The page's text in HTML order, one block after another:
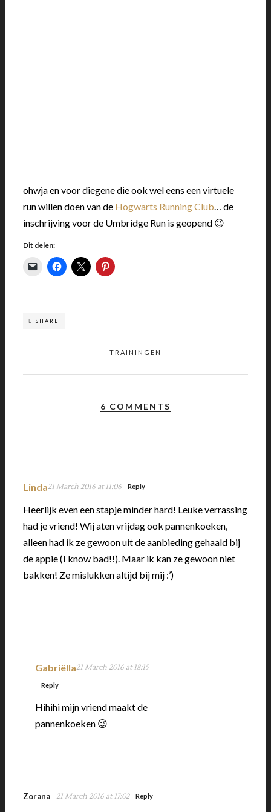
ohwja en voor diegene die ook wel eens een virtuele
run willen doen van de Hogwarts Running Club … de
inschrijving voor de Umbridge Run is geopend 😉
Dit delen:
SHARE
TRAININGEN
6 COMMENTS
Linda21 March 2016 at 11:06 Reply
Heerlijk even een stapje minder hard! Leuke verrassing
had je vriend! Wij aten vrijdag ook pannenkoeken,
alleen had ik ze gewoon uit de aanbieding gehaald bij
de appie (I know bad!!). Maar ik kan ze gewoon niet
bakken! Ze mislukken altijd bij mij :’)
Gabriëlla21 March 2016 at 18:15
Reply
Hihihi mijn vriend maakt de
pannenkoeken 😉
Zorana 21 March 2016 at 17:02 Reply